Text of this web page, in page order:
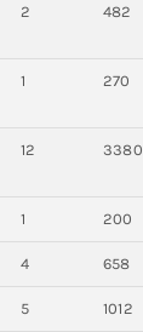
2 482
1 270
12 3380
1 200
4 658
5 1012